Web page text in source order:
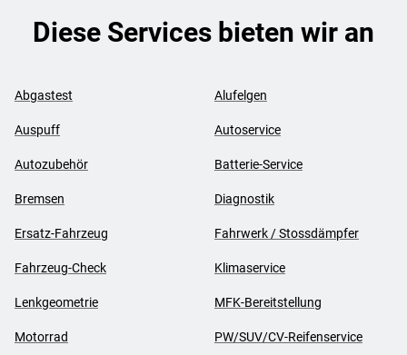
Diese Services bieten wir an
Abgastest Alufelgen
Auspuff Autoservice
Autozubehör Batterie-Service
Bremsen Diagnostik
Ersatz-Fahrzeug Fahrwerk / Stossdämpfer
Fahrzeug-Check Klimaservice
Lenkgeometrie MFK-Bereitstellung
Motorrad PW/SUV/CV-Reifenservice